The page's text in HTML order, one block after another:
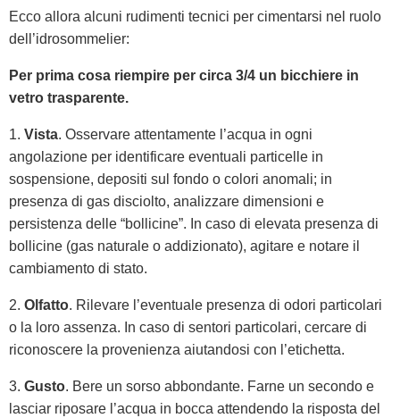
Ecco allora alcuni rudimenti tecnici per cimentarsi nel ruolo
dell’idrosommelier:
Per prima cosa riempire per circa 3/4 un bicchiere in
vetro trasparente.
1. Vista. Osservare attentamente l’acqua in ogni
angolazione per identificare eventuali particelle in
sospensione, depositi sul fondo o colori anomali; in
presenza di gas disciolto, analizzare dimensioni e
persistenza delle “bollicine”. In caso di elevata presenza di
bollicine (gas naturale o addizionato), agitare e notare il
cambiamento di stato.
2. Olfatto. Rilevare l’eventuale presenza di odori particolari
o la loro assenza. In caso di sentori particolari, cercare di
riconoscere la provenienza aiutandosi con l’etichetta.
3. Gusto. Bere un sorso abbondante. Farne un secondo e
lasciar riposare l’acqua in bocca attendendo la risposta del